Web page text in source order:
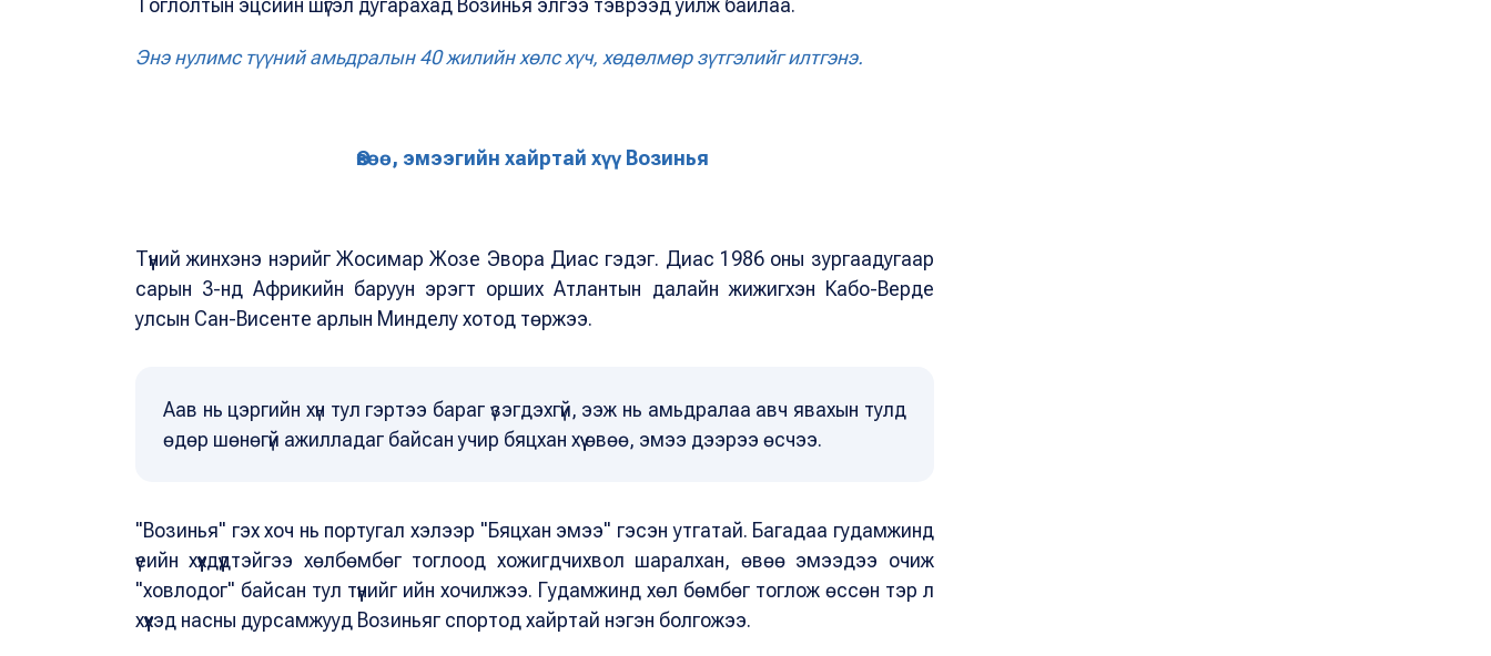
Тоглолтын эцсийн шүгэл дугарахад Возинья элгээ тэврээд уйлж байлаа.
Энэ нулимс түүний амьдралын 40 жилийн хөлс хүч, хөдөлмөр зүтгэлийг илтгэнэ.
Өвөө, эмээгийн хайртай хүү Возинья
Түүний жинхэнэ нэрийг Жосимар Жозе Эвора Диас гэдэг. Диас 1986 оны зургаадугаар
сарын 3-нд Африкийн баруун эрэгт орших Атлантын далайн жижигхэн Кабо-Верде
улсын Сан-Висенте арлын Минделу хотод төржээ.
Аав нь цэргийн хүн тул гэртээ бараг үзэгдэхгүй, ээж нь амьдралаа авч явахын тулд
өдөр шөнөгүй ажилладаг байсан учир бяцхан хүү өвөө, эмээ дээрээ өсчээ.
"Возинья" гэх хоч нь португал хэлээр "Бяцхан эмээ" гэсэн утгатай. Багадаа гудамжинд
үеийн хүүхдүүдтэйгээ хөлбөмбөг тоглоод хожигдчихвол шаралхан, өвөө эмээдээ очиж
"ховлодог" байсан тул түүнийг ийн хочилжээ. Гудамжинд хөл бөмбөг тоглож өссөн тэр л
хүүхэд насны дурсамжууд Возиньяг спортод хайртай нэгэн болгожээ.